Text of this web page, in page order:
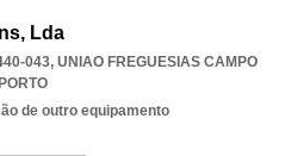
Lda
043, UNIAO FREGUESIAS CAMPO
PORTO
de outro equipamento